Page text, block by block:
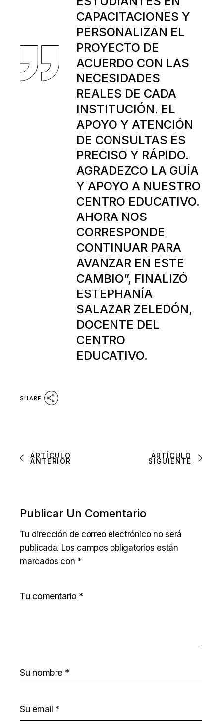
CAPACITACIONES Y
PERSONALIZAN EL
PROYECTO DE
ACUERDO CON LAS
NECESIDADES
REALES DE CADA
INSTITUCIÓN. EL
APOYO Y ATENCIÓN
DE CONSULTAS ES
PRECISO Y RÁPIDO.
AGRADEZCO LA GUÍA
Y APOYO A NUESTRO
CENTRO EDUCATIVO.
AHORA NOS
CORRESPONDE
CONTINUAR PARA
AVANZAR EN ESTE
CAMBIO”, FINALIZÓ
ESTEPHANÍA
SALAZAR ZELEDÓN,
DOCENTE DEL
CENTRO
EDUCATIVO.
SHARE
ARTÍCULO
ANTERIOR
ARTÍCULO
SIGUIENTE
Publicar Un Comentario
Tu dirección de correo electrónico no será
publicada. Los campos obligatorios están
marcados con *